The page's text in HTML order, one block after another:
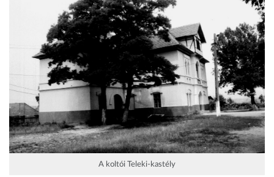
A koltói Teleki-kastély